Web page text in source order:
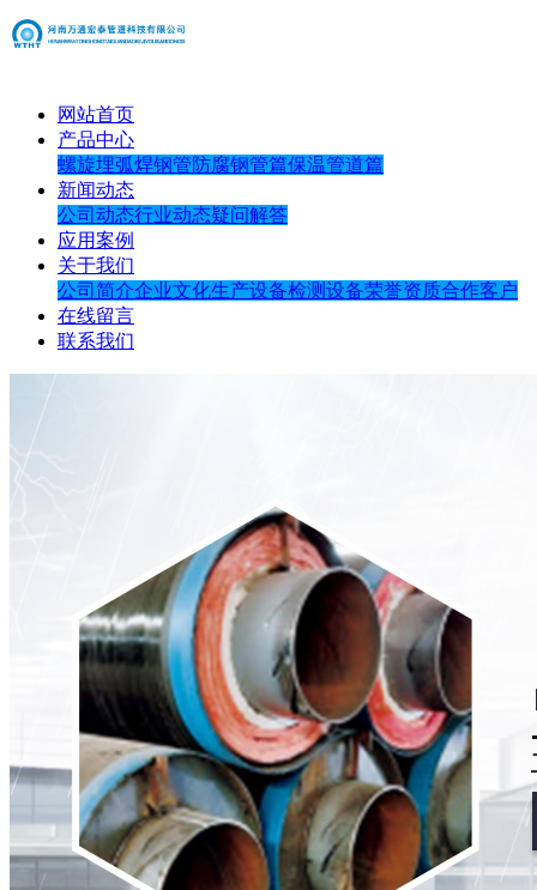
网站首页
产品中心
螺旋埋弧焊钢管防腐钢管篇保温管道篇
新闻动态
公司动态行业动态疑问解答
应用案例
关于我们
公司简介企业文化生产设备检测设备荣誉资质合作客户
在线留言
联系我们